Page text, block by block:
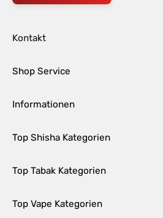
Kontakt
Shop Service
Informationen
Top Shisha Kategorien
Top Tabak Kategorien
Top Vape Kategorien